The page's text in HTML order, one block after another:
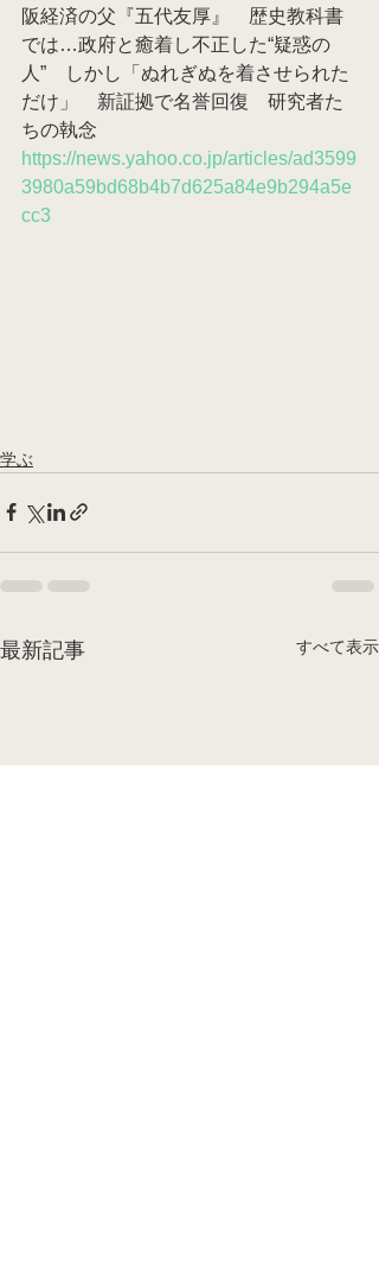
阪経済の父『五代友厚』　歴史教科書
では…政府と癒着し不正した“疑惑の
人”　しかし「ぬれぎぬを着させられた
だけ」　新証拠で名誉回復　研究者た
ちの執念
https://news.yahoo.co.jp/articles/ad3599
3980a59bd68b4b7d625a84e9b294a5e
cc3
学ぶ
最新記事 すべて表示